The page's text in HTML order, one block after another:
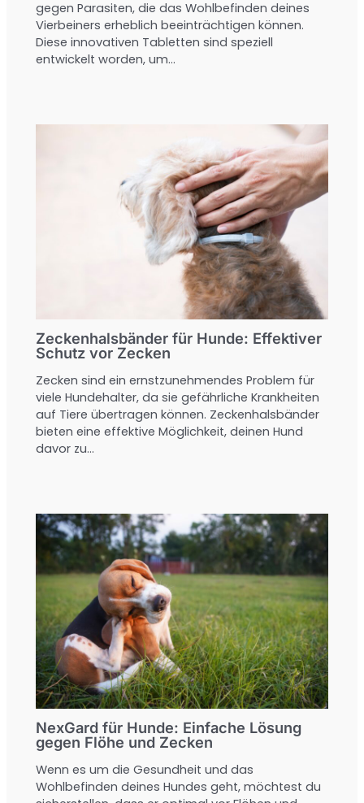
gegen Parasiten, die das Wohlbefinden deines
Vierbeiners erheblich beeinträchtigen können.
Diese innovativen Tabletten sind speziell
entwickelt worden, um…
Zeckenhalsbänder für Hunde: Effektiver
Schutz vor Zecken
Zecken sind ein ernstzunehmendes Problem für
viele Hundehalter, da sie gefährliche Krankheiten
auf Tiere übertragen können. Zeckenhalsbänder
bieten eine effektive Möglichkeit, deinen Hund
davor zu…
NexGard für Hunde: Einfache Lösung
gegen Flöhe und Zecken
Wenn es um die Gesundheit und das
Wohlbefinden deines Hundes geht, möchtest du